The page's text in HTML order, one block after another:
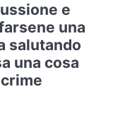
e
una
salutando
una cosa